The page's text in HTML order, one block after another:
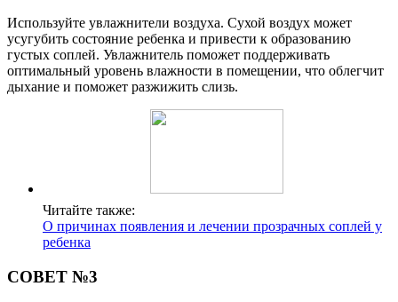
Используйте увлажнители воздуха. Сухой воздух может
усугубить состояние ребенка и привести к образованию
густых соплей. Увлажнитель поможет поддерживать
оптимальный уровень влажности в помещении, что облегчит
дыхание и поможет разжижить слизь.
Читайте также:
О причинах появления и лечении прозрачных соплей у
ребенка
СОВЕТ №3